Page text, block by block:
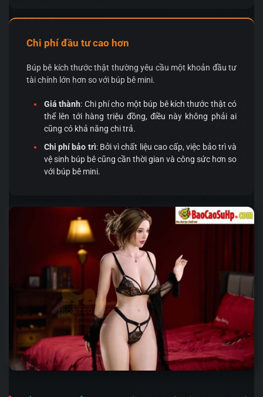
Chi phí đầu tư cao hơn
Búp bê kích thước thật thường yêu cầu một khoản đầu tư
tài chính lớn hơn so với búp bê mini.
Giá thành: Chi phí cho một búp bê kích thước thật có
thể lên tới hàng triệu đồng, điều này không phải ai
cũng có khả năng chi trả.
Chi phí bảo trì: Bởi vì chất liệu cao cấp, việc bảo trì và
vệ sinh búp bê cũng cần thời gian và công sức hơn so
với búp bê mini.